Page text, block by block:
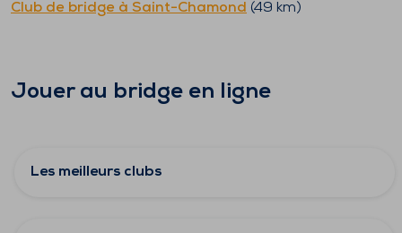
Club de bridge à Saint-Chamond (49 km)
Jouer au bridge en ligne
Les meilleurs clubs